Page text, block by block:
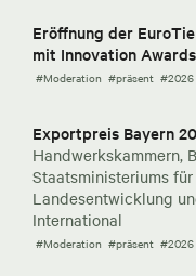
Eröffnung der
mit Innovation Awards
#Moderation #präsent #2026
Exportpreis Bayern
Handwerkskammern,
Staatsministeriums
Landesentwicklung
International
#Moderation #präsent #2026